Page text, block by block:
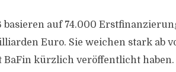
basieren auf 74.000
Euro. Sie weichen stark ab
BaFin kürzlich veröffentlicht